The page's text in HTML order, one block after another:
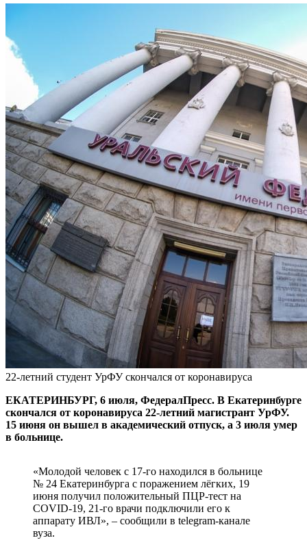
22-летний студент УрФУ скончался от коронавируса
ЕКАТЕРИНБУРГ, 6 июля, ФедералПресс. В Екатеринбурге
скончался от коронавируса 22-летний магистрант УрФУ.
15 июня он вышел в академический отпуск, а 3 июля умер
в больнице.
«Молодой человек с 17-го находился в больнице
№ 24 Екатеринбурга с поражением лёгких, 19
июня получил положительный ПЦР-тест на
COVID-19, 21-го врачи подключили его к
аппарату ИВЛ», – сообщили в telegram-канале
вуза.